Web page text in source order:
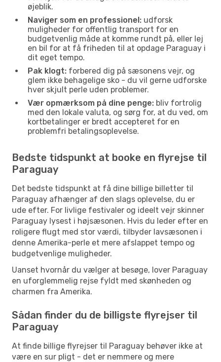
øjeblik.
Naviger som en professionel: udforsk
muligheder for offentlig transport for en
budgetvenlig måde at komme rundt på, eller lej
en bil for at få friheden til at opdage Paraguay i
dit eget tempo.
Pak klogt: forbered dig på sæsonens vejr, og
glem ikke behagelige sko - du vil gerne udforske
hver skjult perle uden problemer.
Vær opmærksom på dine penge: bliv fortrolig
med den lokale valuta, og sørg for, at du ved, om
kortbetalinger er bredt accepteret for en
problemfri betalingsoplevelse.
Bedste tidspunkt at booke en flyrejse til
Paraguay
Det bedste tidspunkt at få dine billige billetter til
Paraguay afhænger af den slags oplevelse, du er
ude efter. For livlige festivaler og ideelt vejr skinner
Paraguay lysest i højsæsonen. Hvis du leder efter en
roligere flugt med stor værdi, tilbyder lavsæsonen i
denne Amerika-perle et mere afslappet tempo og
budgetvenlige muligheder.
Uanset hvornår du vælger at besøge, lover Paraguay
en uforglemmelig rejse fyldt med skønheden og
charmen fra Amerika.
Sådan finder du de billigste flyrejser til
Paraguay
At finde billige flyrejser til Paraguay behøver ikke at
være en sur pligt - det er nemmere og mere